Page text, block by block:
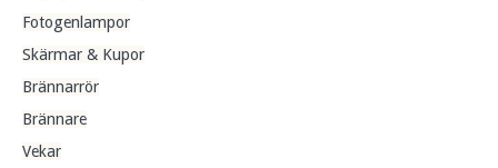
Fotogenlampor
Skärmar & Kupor
Brännarrör
Brännare
Vekar